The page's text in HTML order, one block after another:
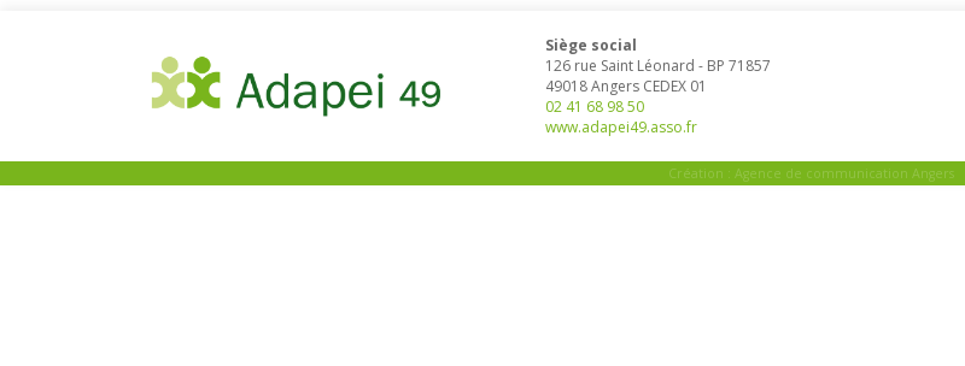
Siège social
126 rue Saint Léonard - BP 71857
49018Angers CEDEX 01
02 41 68 98 50
www.adapei49.asso.fr
Création : Agence de communication Angers